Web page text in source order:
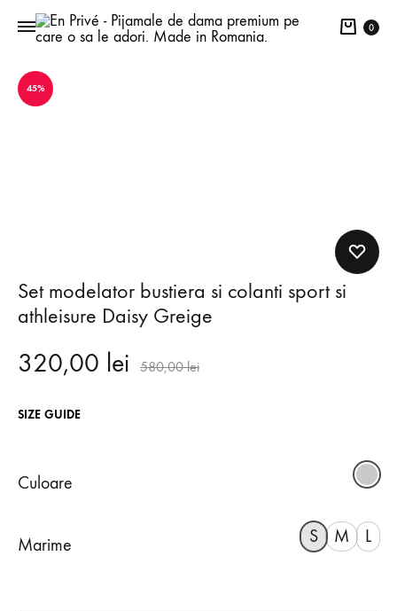
Cart
0
45%
Set modelator bustiera si colanti sport si
athleisure Daisy Greige
320,00 lei 580,00lei
SIZE GUIDE
Culoare
Marime S M L